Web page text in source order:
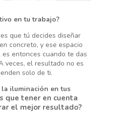
en tu trabajo?
que tú decides diseñar
concreto, y ese espacio
entonces cuando te das
veces, el resultado no es
solo de ti.
iluminación en tus
que tener en cuenta
el mejor resultado?